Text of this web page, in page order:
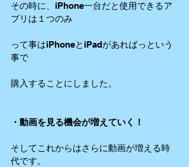
その時に、iPhone一台だと使用できるア
プリは１つのみ
って事はiPhoneとiPadがあればっという
事で
購入することにしました。
・動画を見る機会が増えていく！
そしてこれからはさらに動画が増える時
代です。